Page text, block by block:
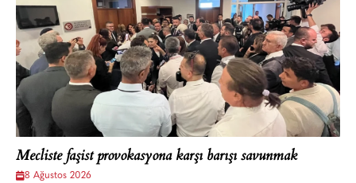
Mecliste faşist provokasyona karşı barışı savunmak
8 Ağustos 2026